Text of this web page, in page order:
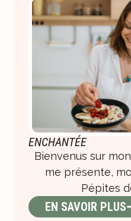
ENCHANTÉE
Bienvenus sur
me présente,
Pépites
EN SAVOIR PLUS